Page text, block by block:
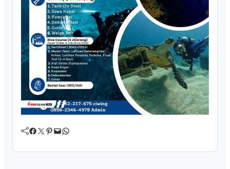
Facebook Twitter Pinterest Mail WhatsApp